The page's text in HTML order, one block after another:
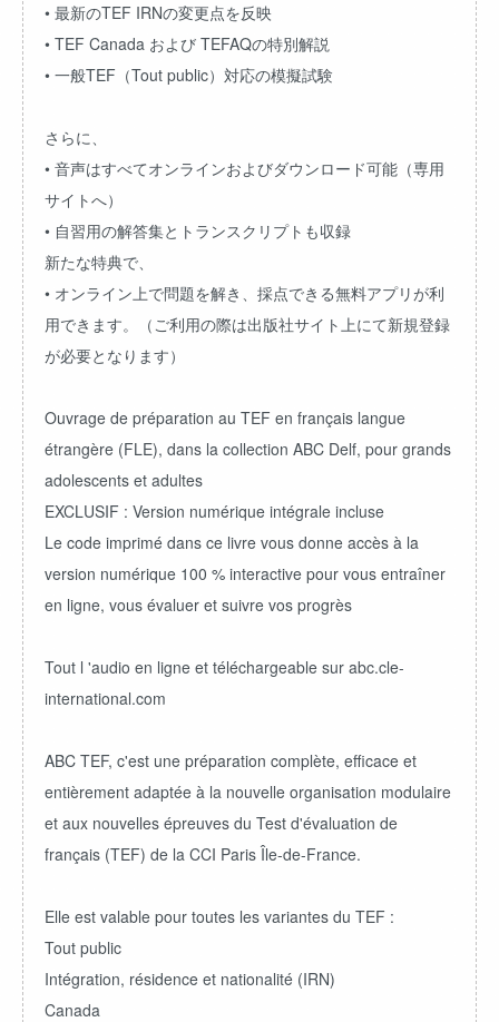
• 最新のTEF IRNの変更点を反映
• TEF Canada および TEFAQの特別解説
• 一般TEF（Tout public）対応の模擬試験
さらに、
• 音声はすべてオンラインおよびダウンロード可能（専用
サイトへ）
• 自習用の解答集とトランスクリプトも収録
新たな特典で、
• オンライン上で問題を解き、採点できる無料アプリが利
用できます。（ご利用の際は出版社サイト上にて新規登録
が必要となります）
Ouvrage de préparation au TEF en français langue
étrangère (FLE), dans la collection ABC Delf, pour grands
adolescents et adultes
EXCLUSIF : Version numérique intégrale incluse
Le code imprimé dans ce livre vous donne accès à la
version numérique 100 % interactive pour vous entraîner
en ligne, vous évaluer et suivre vos progrès
Tout l 'audio en ligne et téléchargeable sur abc.cle-
international.com
ABC TEF, c'est une préparation complète, efficace et
entièrement adaptée à la nouvelle organisation modulaire
et aux nouvelles épreuves du Test d'évaluation de
français (TEF) de la CCI Paris Île-de-France.
Elle est valable pour toutes les variantes du TEF :
Tout public
Intégration, résidence et nationalité (IRN)
Canada